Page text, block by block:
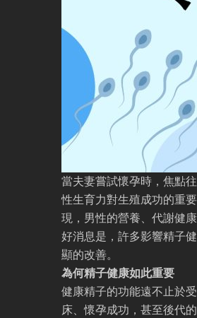
當夫妻嘗試懷孕時，焦點
性生育力對生殖成功的重
現，男性的營養、代謝健
好消息是，許多影響精子
顯的改善。
為何精子健康如此重要
健康精子的功能遠不止於
床、懷孕成功，甚至後代的